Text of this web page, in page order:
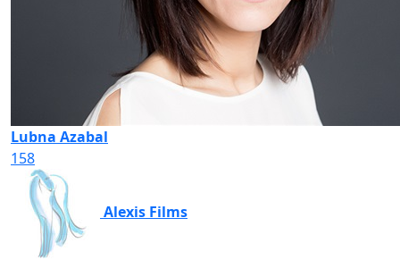
Lubna Azabal
158
Alexis Films